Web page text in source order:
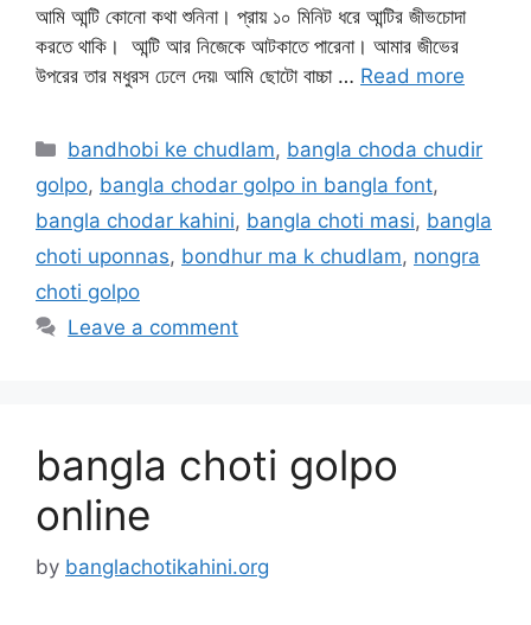
আমি আন্টি কোনো কথা শুনিনা। প্রায় ১০ মিনিট ধরে আন্টির জীভচোদা
করতে থাকি। আন্টি আর নিজেকে আটকাতে পারেনা। আমার জীভের
উপরের তার মধুরস ঢেলে দেয়৷ আমি ছোটো বাচ্চা … Read more
Categories
bandhobi ke chudlam, bangla choda chudir
golpo, bangla chodar golpo in bangla font,
bangla chodar kahini, bangla choti masi, bangla
choti uponnas, bondhur ma k chudlam, nongra
choti golpo
Leave a comment
bangla choti golpo
online
by banglachotikahini.org